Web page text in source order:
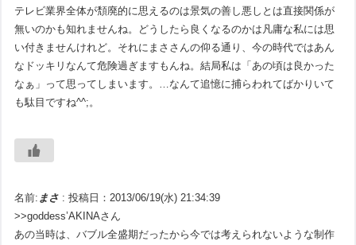
テレビ業界全体が頽廃的に思えるのは景気の善し悪しとは直接関係が
無いのかも知れませんね。どうしたら良くなるのかは凡庸な私には思
い付きませんけれど。それにまささんの仰る通り、今の時代ではあん
なドッキリなんて危険過ぎますもんね。結局私は「あの頃は良かった
なぁ」って思ってしまいます。…なんて追憶に捕らわれてばかりいて
も駄目ですね^^;。
名前: まさ : 投稿日：2013/06/19(水) 21:34:39
>>goddess’AKINAさん
あの当時は、バブル全盛期だったから今では考えられないような制作